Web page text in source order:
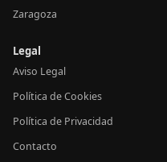
Zaragoza
Legal
Aviso Legal
Política de Cookies
Política de Privacidad
Contacto